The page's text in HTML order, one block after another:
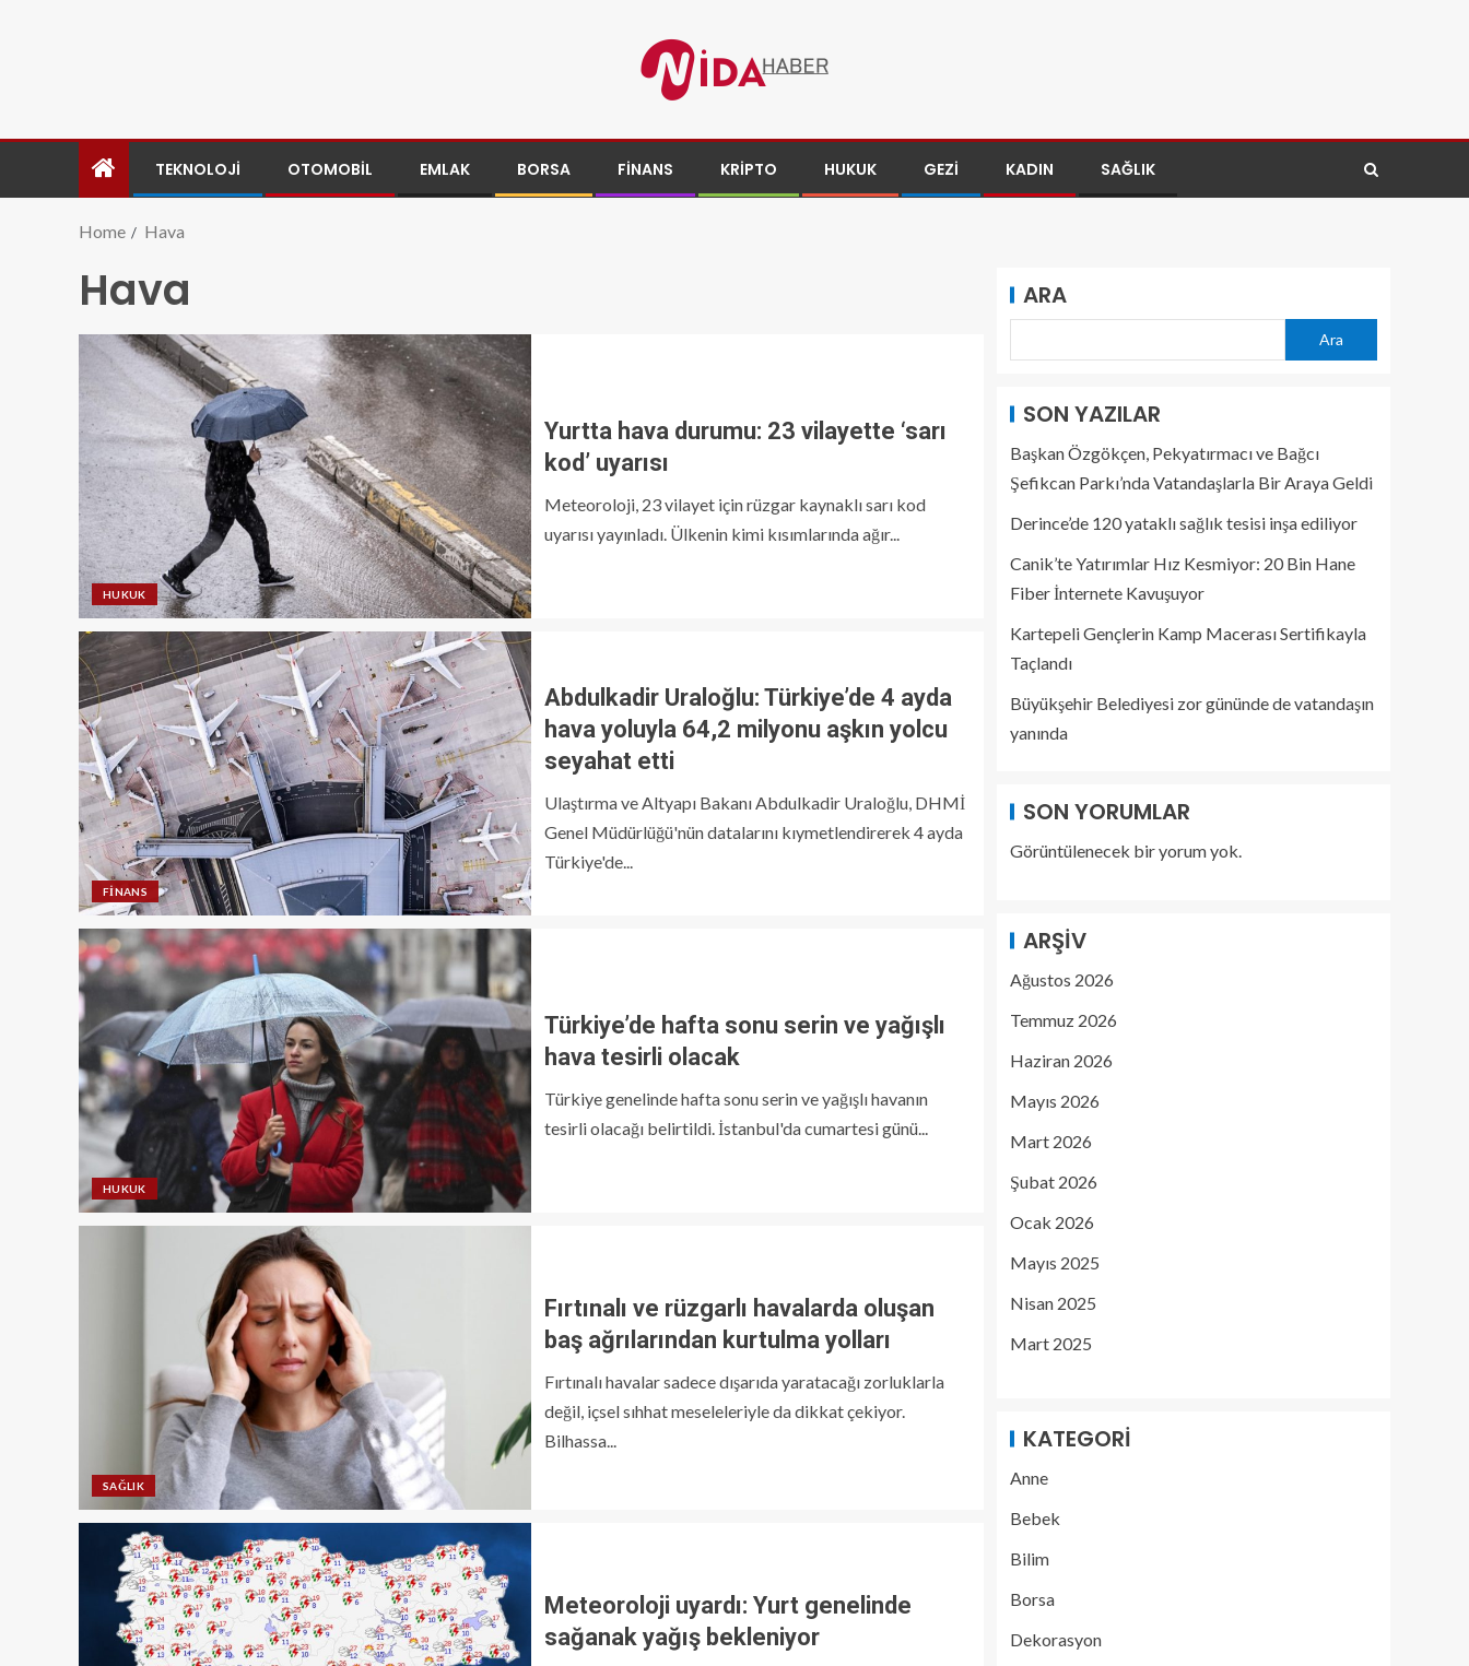
TEKNOLOJI OTOMOBIL EMLAK BORSA FINANS KRIPTO HUKUK GEZI KADIN SAĞLIK
Home Hava
Hava
HUKUK
Yurtta hava durumu: 23 vilayette ‘sarı
kod’ uyarısı
Meteoroloji, 23 vilayet için rüzgar kaynaklı sarı kod
uyarısı yayınladı. Ülkenin kimi kısımlarında ağır...
FINANS
Abdulkadir Uraloğlu: Türkiye’de 4 ayda
hava yoluyla 64,2 milyonu aşkın yolcu
seyahat etti
Ulaştırma ve Altyapı Bakanı Abdulkadir Uraloğlu, DHMİ
Genel Müdürlüğü'nün datalarını kıymetlendirerek 4 ayda
Türkiye'de...
HUKUK
Türkiye’de hafta sonu serin ve yağışlı
hava tesirli olacak
Türkiye genelinde hafta sonu serin ve yağışlı havanın
tesirli olacağı belirtildi. İstanbul'da cumartesi günü...
SAĞLIK
Fırtınalı ve rüzgarlı havalarda oluşan
baş ağrılarından kurtulma yolları
Fırtınalı havalar sadece dışarıda yaratacağı zorluklarla
değil, içsel sıhhat meseleleriyle da dikkat çekiyor.
Bilhassa...
Meteoroloji uyardı: Yurt genelinde
sağanak yağış bekleniyor
ARA
Ara
SON YAZILAR
Başkan Özgökçen, Pekyatırmacı ve Bağcı
Şefikcan Parkı’nda Vatandaşlarla Bir Araya Geldi
Derince’de 120 yataklı sağlık tesisi inşa ediliyor
Canik’te Yatırımlar Hız Kesmiyor: 20 Bin Hane
Fiber İnternete Kavuşuyor
Kartepeli Gençlerin Kamp Macerası Sertifikayla
Taçlandı
Büyükşehir Belediyesi zor gününde de vatandaşın
yanında
SON YORUMLAR
Görüntülenecek bir yorum yok.
ARŞIV
Ağustos 2026
Temmuz 2026
Haziran 2026
Mayıs 2026
Mart 2026
Şubat 2026
Ocak 2026
Mayıs 2025
Nisan 2025
Mart 2025
KATEGORI
Anne
Bebek
Bilim
Borsa
Dekorasyon